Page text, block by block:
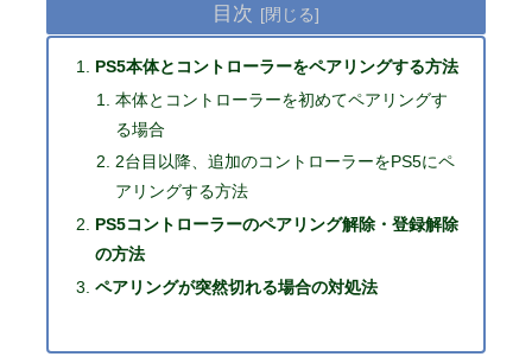
目次
PS5本体とコントローラーをペアリングする方法
本体とコントローラーを初めてペアリングす
る場合
2台目以降、追加のコントローラーをPS5にペ
アリングする方法
PS5コントローラーのペアリング解除・登録解除
の方法
ペアリングが突然切れる場合の対処法